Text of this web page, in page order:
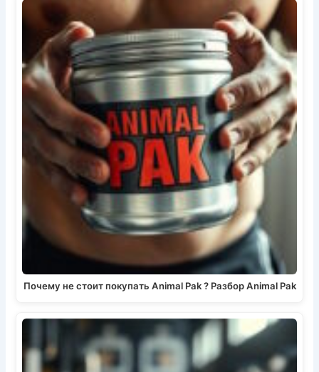
Почему не стоит покупать Animal Pak ? Разбор Animal Pak